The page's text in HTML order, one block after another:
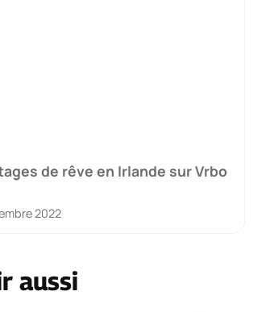
de rêve en Irlande sur Vrbo
2022
aussi